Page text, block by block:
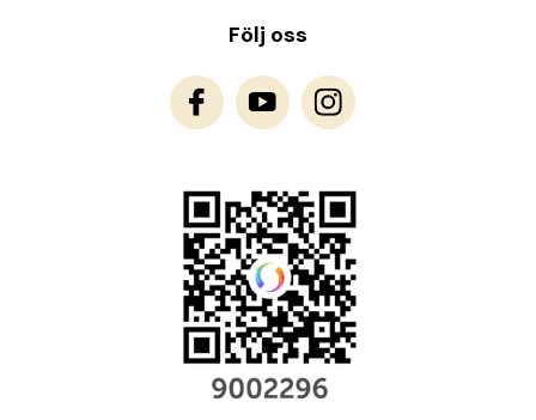
Följ oss